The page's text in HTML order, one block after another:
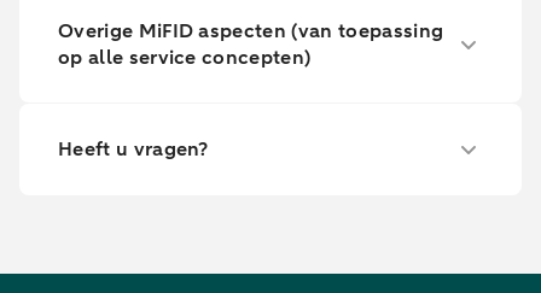
Overige MiFID aspecten (van toepassing
op alle service concepten)
Heeft u vragen?